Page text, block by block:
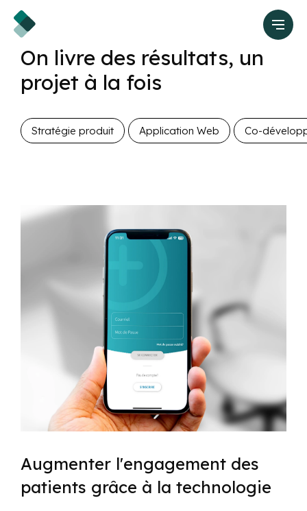
On livre des résultats, un
projet à la fois
Stratégie produit Application Web Co-
Augmenter l'engagement des
patients grâce à la technologie